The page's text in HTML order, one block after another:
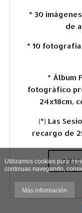
* 30
de
* 10
* Álbum
fotográfico
24x18cm,
(*) Las
recargo de
Utilizamos cookies para
continuas navegando,
Más información